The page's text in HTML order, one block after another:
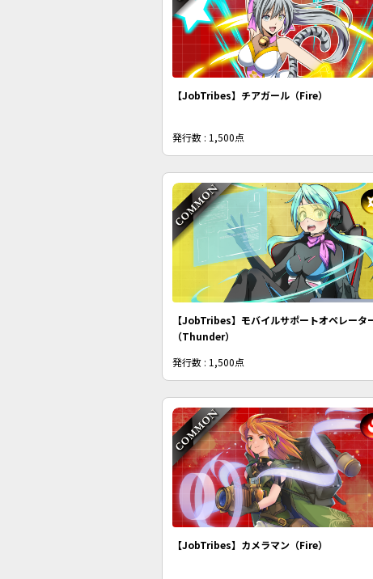
【JobTribes】チアガール（Fire）
発行数 : 1,500点
【JobTribes】モバイルサポートオペレータ
（Thunder）
発行数 : 1,500点
【JobTribes】カメラマン（Fire）